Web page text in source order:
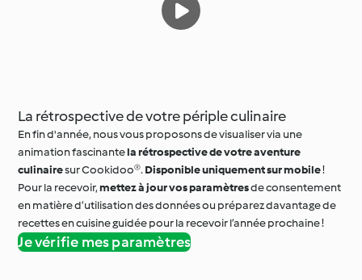
La rétrospective de votre périple culinaire
En fin d'année, nous vous proposons de visualiser via une
animation fascinantela rétrospective de votre aventure
culinairesur Cookidoo®.Disponible uniquement sur mobile!
Pour la recevoir,mettez à jour vos paramètresde consentement
en matière d’utilisation des données ou préparez davantage de
recettes en cuisine guidée pour la recevoir l’année prochaine !
Je vérifie mes paramètres